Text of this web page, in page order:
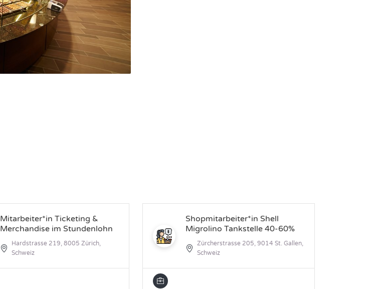
Mitarbeiter*in Ticketing &
Merchandise im Stundenlohn
Hardstrasse 219, 8005 Zürich,
Schweiz
Shopmitarbeiter*in Shell
Migrolino Tankstelle 40-60%
Zürcherstrasse 205, 9014 St. Gallen,
Schweiz